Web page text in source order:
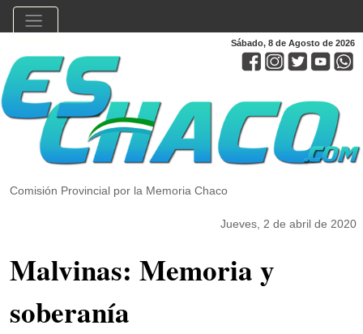
Sábado, 8 de Agosto de 2026
Comisión Provincial por la Memoria Chaco
Jueves, 2 de abril de 2020
Malvinas: Memoria y
soberanía